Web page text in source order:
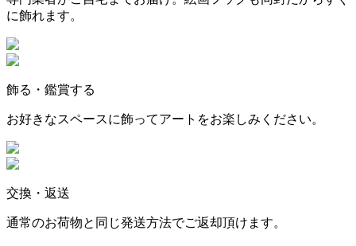
に飾れます。
飾る・鑑賞する
お好きなスペースに飾ってアートをお楽しみください。
交換・返送
通常のお荷物と同じ発送方法でご返却頂けます。